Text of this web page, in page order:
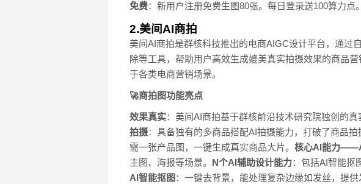
免费：新用户注册免费生图80张。每日登录送100算力点。
2.美间AI商拍
美间AI商拍是群核科技推出的电商AIGC设计平台，通过
除等工具，帮助用户高效生成媲美真实拍摄效果的商品
于各类电商营销场景。
🚀商拍图功能亮点
效果真实：美间AI商拍基于群核前沿技术研究院独创的
拍摄：具备独有的多商品搭配AI拍摄能力，打破了商品拍
需一张产品图，一键生成真实商品大片。 核心AI能力
主图、海报等场景。 N个AI辅助设计能力：包括AI智能抠
AI智能抠图 ：一键去背景，能处理复杂边缘如发丝，提供